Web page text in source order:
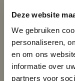
Deze website
We gebruiken
personaliseren,
en om ons
informatie over
partners voor
het
BUVO
De
snel en